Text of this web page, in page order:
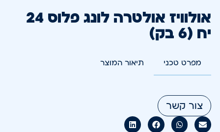
אולוויז אולטרה לונג פלוס 24
יח (6 בק)
מפרט טכני תיאור המוצר
צור קשר